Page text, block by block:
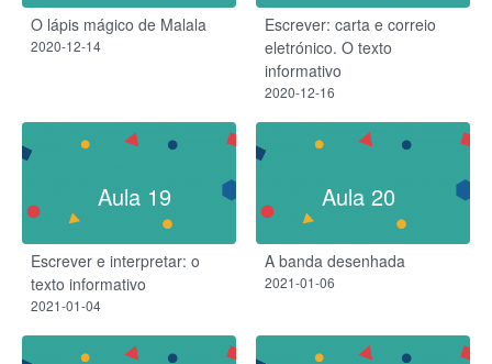
O lápis mágico de Malala
2020-12-14
Escrever: carta e correio
eletrónico. O texto
informativo
2020-12-16
Aula 19
Escrever e interpretar: o
texto informativo
2021-01-04
Aula 20
A banda desenhada
2021-01-06